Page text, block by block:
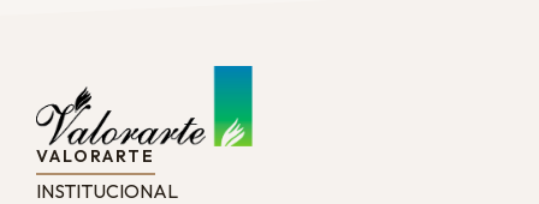
VALORARTE
INSTITUCIONAL